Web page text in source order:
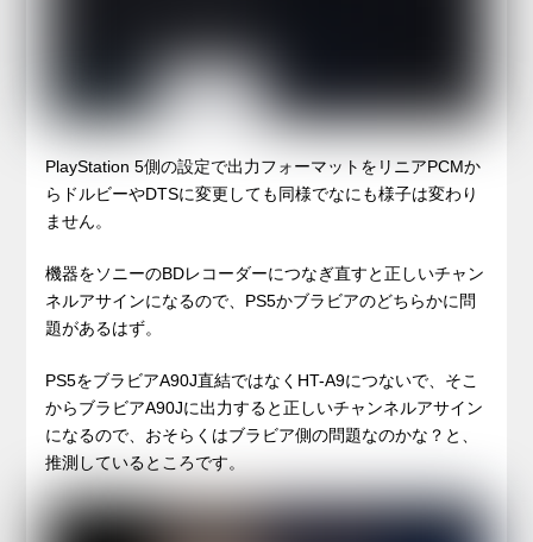
PlayStation 5側の設定で出力フォーマットをリニアPCMか
らドルビーやDTSに変更しても同様でなにも様子は変わり
ません。
機器をソニーのBDレコーダーにつなぎ直すと正しいチャン
ネルアサインになるので、PS5かブラビアのどちらかに問
題があるはず。
PS5をブラビアA90J直結ではなくHT-A9につないで、そこ
からブラビアA90Jに出力すると正しいチャンネルアサイン
になるので、おそらくはブラビア側の問題なのかな？と、
推測しているところです。